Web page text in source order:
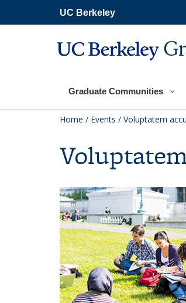
main
UC Berkeley
Graduate Communities
Home / Events / Voluptatem